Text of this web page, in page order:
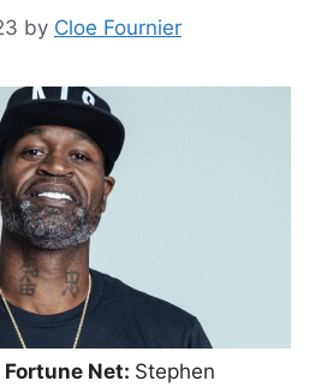
by Cloe Fournier
Net: Stephen